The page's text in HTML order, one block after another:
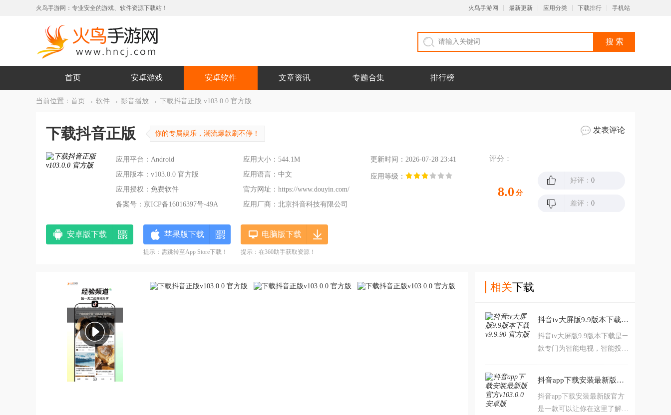
火鸟手游网：专业安全的游戏、软件资源下载站！ 火鸟手游网 最新更新 应用分类 下载排行 手机站
首页 安卓游戏 安卓软件 文章资讯 专题合集 排行榜
当前位置： 首页 → 软件 → 影音播放 → 下载抖音正版 v103.0.0 官方版
下载抖音正版 你的专属娱乐，潮流爆款刷不停！ 发表评论
应用平台：Android 应用大小：544.1M
更新时间：2026-07-28 23:41
应用版本：v103.0.0 官方版
应用语言：中文
应用等级：
应用授权：免费软件
官方网址： https://www.douyin.com/
备案号：京ICP备16016397号-49A
应用厂商：北京抖音科技有限公司
评分：
8.0 分
好评： 0
差评： 0
安卓版下载 苹果版下载
提示：需跳转至App Store下载！
电脑版下载
提示：在360助手获取资源！
相关下载
抖音tv大屏版9.9版本下载v9.9.90 官方版
抖音tv大屏版9.9版本下载是一
款专门为智能电视，智能投影
是目的是为了用户能够在更多
的智能设备上使用抖音，让用
户能够享受到在大屏设备上使
抖音app下载安装最新版官方v103.0.0 安卓版
抖音app下载安装最新版官方
是一款可以让你在这里了解时